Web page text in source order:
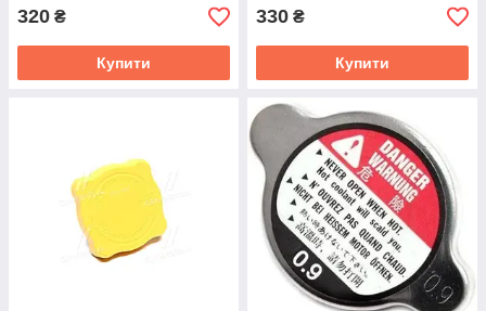
320 ₴
Купити
330 ₴
Купити